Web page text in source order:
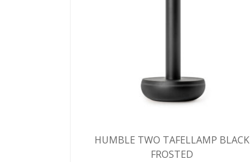
HUMBLE TWO TAFELLAMP BLACK
FROSTED